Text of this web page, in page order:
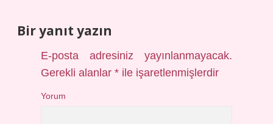
Bir yanıt yazın
E-posta adresiniz yayınlanmayacak.
Gerekli alanlar* ile işaretlenmişlerdir
Yorum